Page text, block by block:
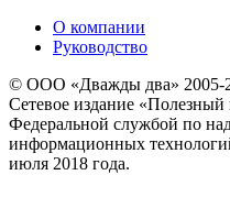
О компании
Руководство
© ООО «Дважды два» 2005-
Сетевое издание «Полезный
Федеральной службой по
информационных
июля 2018 года.